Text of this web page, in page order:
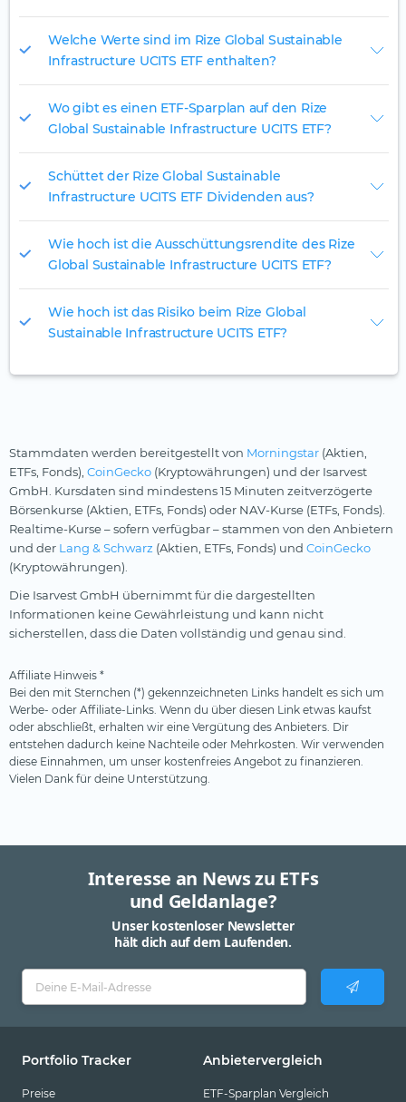
Welche Werte sind im Rize Global Sustainable
Infrastructure UCITS ETF enthalten?
Wo gibt es einen ETF-Sparplan auf den Rize
Global Sustainable Infrastructure UCITS ETF?
Schüttet der Rize Global Sustainable
Infrastructure UCITS ETF Dividenden aus?
Wie hoch ist die Ausschüttungsrendite des Rize
Global Sustainable Infrastructure UCITS ETF?
Wie hoch ist das Risiko beim Rize Global
Sustainable Infrastructure UCITS ETF?
Stammdaten werden bereitgestellt von Morningstar (Aktien,
ETFs, Fonds), CoinGecko (Kryptowährungen) und der Isarvest
GmbH. Kursdaten sind mindestens 15 Minuten zeitverzögerte
Börsenkurse (Aktien, ETFs, Fonds) oder NAV-Kurse (ETFs, Fonds).
Realtime-Kurse – sofern verfügbar – stammen von den Anbietern
und der Lang & Schwarz (Aktien, ETFs, Fonds) und CoinGecko
(Kryptowährungen).
Die Isarvest GmbH übernimmt für die dargestellten
Informationen keine Gewährleistung und kann nicht
sicherstellen, dass die Daten vollständig und genau sind.
Affiliate Hinweis *
Bei den mit Sternchen (*) gekennzeichneten Links handelt es sich um
Werbe- oder Affiliate-Links. Wenn du über diesen Link etwas kaufst
oder abschließt, erhalten wir eine Vergütung des Anbieters. Dir
entstehen dadurch keine Nachteile oder Mehrkosten. Wir verwenden
diese Einnahmen, um unser kostenfreies Angebot zu finanzieren.
Vielen Dank für deine Unterstützung.
Interesse an News zu ETFs
und Geldanlage?
Unser kostenloser Newsletter
hält dich auf dem Laufenden.
Portfolio Tracker
Preise
Anbietervergleich
ETF-Sparplan Vergleich